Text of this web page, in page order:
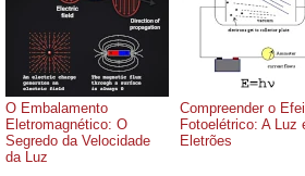
O Embalamento
Eletromagnético: O
Segredo da Velocidade
da Luz
Compreender o
Fotoelétrico: A Luz
Eletrões